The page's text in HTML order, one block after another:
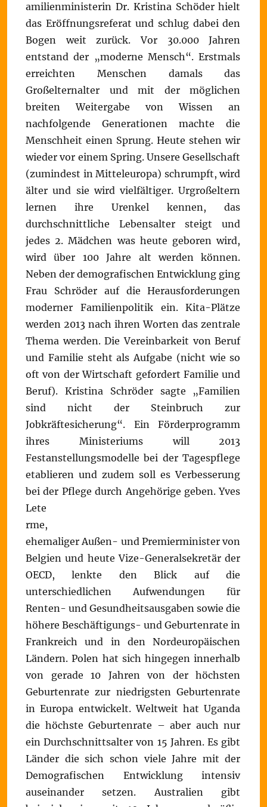
amilienministerin Dr. Kristina Schöder hielt
das Eröffnungsreferat und schlug dabei den
Bogen weit zurück. Vor 30.000 Jahren
entstand der „moderne Mensch“. Erstmals
erreichten Menschen damals das
Großelternalter und mit der möglichen
breiten Weitergabe von Wissen an
nachfolgende Generationen machte die
Menschheit einen Sprung. Heute stehen wir
wieder vor einem Spring. Unsere Gesellschaft
(zumindest in Mitteleuropa) schrumpft, wird
älter und sie wird vielfältiger. Urgroßeltern
lernen ihre Urenkel kennen, das
durchschnittliche Lebensalter steigt und
jedes 2. Mädchen was heute geboren wird,
wird über 100 Jahre alt werden können.
Neben der demografischen Entwicklung ging
Frau Schröder auf die Herausforderungen
moderner Familienpolitik ein. Kita-Plätze
werden 2013 nach ihren Worten das zentrale
Thema werden. Die Vereinbarkeit von Beruf
und Familie steht als Aufgabe (nicht wie so
oft von der Wirtschaft gefordert Familie und
Beruf). Kristina Schröder sagte „Familien
sind nicht der Steinbruch zur
Jobkräftesicherung“. Ein Förderprogramm
ihres Ministeriums will 2013
Festanstellungsmodelle bei der Tagespflege
etablieren und zudem soll es Verbesserung
bei der Pflege durch Angehörige geben.Yves
Lete
rme,
ehemaliger Außen- und Premierminister von
Belgien und heute Vize-Generalsekretär der
OECD, lenkte den Blick auf die
unterschiedlichen Aufwendungen für
Renten- und Gesundheitsausgaben sowie die
höhere Beschäftigungs- und Geburtenrate in
Frankreich und in den Nordeuropäischen
Ländern. Polen hat sich hingegen innerhalb
von gerade 10 Jahren von der höchsten
Geburtenrate zur niedrigsten Geburtenrate
in Europa entwickelt. Weltweit hat Uganda
die höchste Geburtenrate – aber auch nur
ein Durchschnittsalter von 15 Jahren. Es gibt
Länder die sich schon viele Jahre mit der
Demografischen Entwicklung intensiv
auseinander setzen. Australien gibt